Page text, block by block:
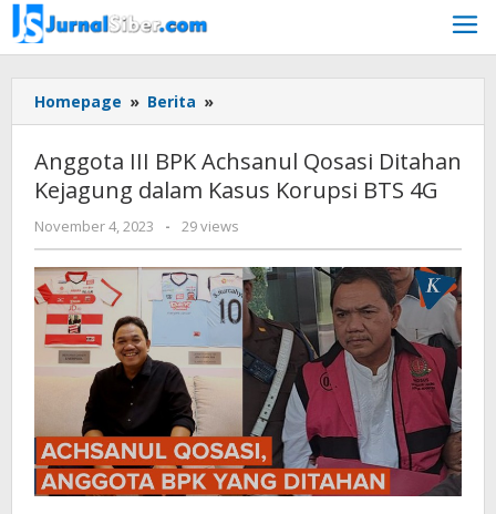
Skip
to
content
Homepage » Berita »
III
Achsanul
Qosasi
dalam
Kasus
Korupsi
BTS
4G
Anggota III BPK Achsanul Qosasi Ditahan
Kejagung dalam Kasus Korupsi BTS 4G
November 4, 2023
by
Jurnalsiber
- 29 views